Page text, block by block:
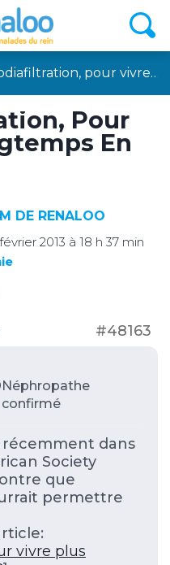
pour vivre…
Pour
En
DE RENALOO
février 2013 à 18 h 37 min
#48163
Néphropathe
confirmé
dans
Society
que
permettre
vivre plus